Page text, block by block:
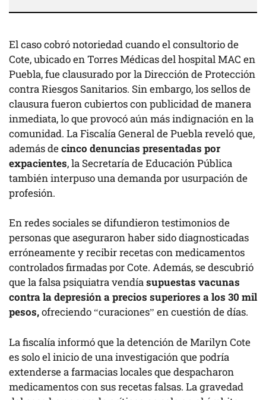
El caso cobró notoriedad cuando el consultorio de
Cote, ubicado en Torres Médicas del hospital MAC en
Puebla, fue clausurado por la Dirección de Protección
contra Riesgos Sanitarios. Sin embargo, los sellos de
clausura fueron cubiertos con publicidad de manera
inmediata, lo que provocó aún más indignación en la
comunidad. La Fiscalía General de Puebla reveló que,
además decinco denuncias presentadas por
expacientes, la Secretaría de Educación Pública
también interpuso una demanda por usurpación de
profesión.
En redes sociales se difundieron testimonios de
personas que aseguraron haber sido diagnosticadas
erróneamente y recibir recetas con medicamentos
controlados firmadas por Cote. Además, se descubrió
que la falsa psiquiatra vendíasupuestas vacunas
contra la depresión a precios superiores a los 30 mil
pesos,ofreciendo “curaciones” en cuestión de días.
La fiscalía informó que la detención de Marilyn Cote
es solo el inicio de una investigación que podría
extenderse a farmacias locales que despacharon
medicamentos con sus recetas falsas. La gravedad